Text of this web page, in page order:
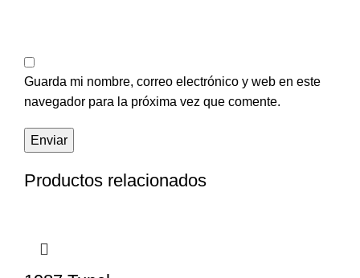
Guarda mi nombre, correo electrónico y web en este
navegador para la próxima vez que comente.
Productos relacionados